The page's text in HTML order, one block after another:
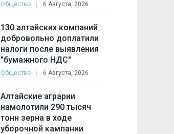
Общество 6 Августа, 2026
130 алтайских компаний
добровольно доплатили
налоги после выявления
"бумажного НДС"
Общество 6 Августа, 2026
Алтайские аграрии
намолотили 290 тысяч
тонн зерна в ходе
уборочной кампании